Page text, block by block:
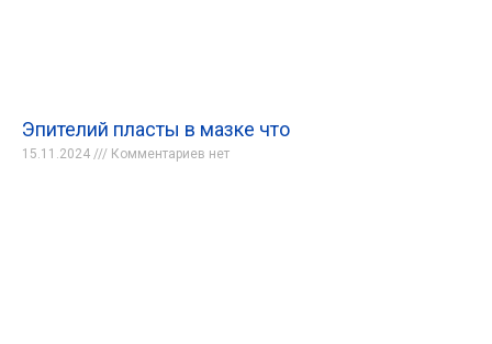
Эпителий пласты в мазке что
15.11.2024 Комментариев нет